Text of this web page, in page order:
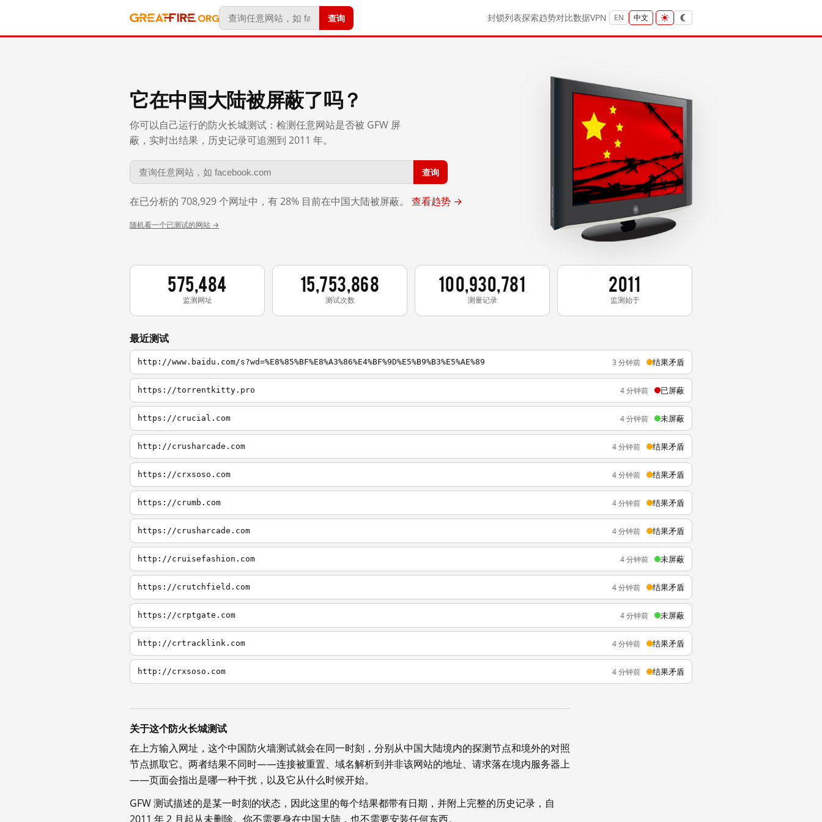
查询 封锁列表探索趋势对比数据VPN EN 中文
它在中国大陆被屏蔽了吗？
你可以自己运行的防火长城测试：检测任意网站是否被 GFW 屏
蔽，实时出结果，历史记录可追溯到 2011 年。
查询
在已分析的 708,929 个网址中，有 28% 目前在中国大陆被屏蔽。 查看趋势 →
随机看一个已测试的网站 →
575,484
监测网址
15,753,868
测试次数
100,930,781
测量记录
2011
监测始于
最近测试
http://www.baidu.com/s?wd=%E8%85%BF%E8%A3%86%E4%BF%9D%E5%B9%B3%E5%AE%89 3 分钟前 结果矛盾
https://torrentkitty.pro 4 分钟前 已屏蔽
https://crucial.com 4 分钟前 未屏蔽
http://crusharcade.com 4 分钟前 结果矛盾
https://crxsoso.com 4 分钟前 结果矛盾
https://crumb.com 4 分钟前 结果矛盾
https://crusharcade.com 4 分钟前 结果矛盾
http://cruisefashion.com 4 分钟前 未屏蔽
https://crutchfield.com 4 分钟前 结果矛盾
https://crptgate.com 4 分钟前 未屏蔽
http://crtracklink.com 4 分钟前 结果矛盾
http://crxsoso.com 4 分钟前 结果矛盾
关于这个防火长城测试
在上方输入网址，这个中国防火墙测试就会在同一时刻，分别从中国大陆境内的探测节点和境外的对照
节点抓取它。两者结果不同时——连接被重置、域名解析到并非该网站的地址、请求落在境内服务器上
——页面会指出是哪一种干扰，以及它从什么时候开始。
GFW 测试描述的是某一时刻的状态，因此这里的每个结果都带有日期，并附上完整的历史记录，自
2011 年 2 月起从未删除。你不需要身在中国大陆，也不需要安装任何东西。